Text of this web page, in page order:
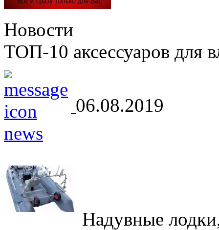
Новости
ТОП-10 аксессуаров для
06.08.2019
Надувные